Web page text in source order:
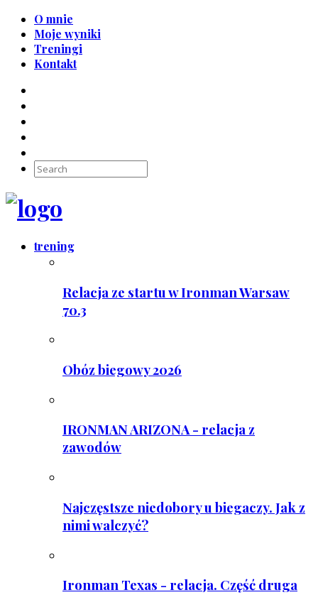
O mnie
Moje wyniki
Treningi
Kontakt
trening
Relacja ze startu w Ironman Warsaw
70.3
Obóz biegowy 2026
IRONMAN ARIZONA - relacja z
zawodów
Najczęstsze niedobory u biegaczy. Jak z
nimi walczyć?
Ironman Texas - relacja. Część druga